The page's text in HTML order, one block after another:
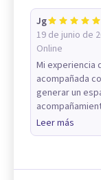
Jg
19 de junio de
Online
Mi experiencia
acompañada
generar un
Leer más